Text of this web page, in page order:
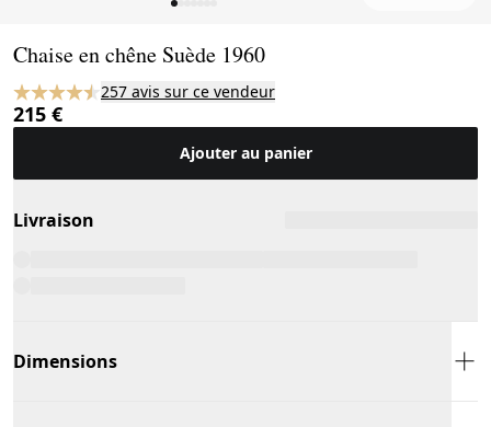
Chaise en chêne Suède 1960
257 avis sur ce vendeur
215 €
Ajouter au panier
Livraison
Dimensions